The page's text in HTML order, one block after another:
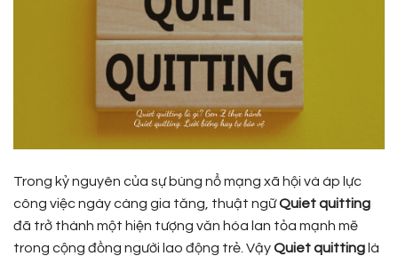
Trong kỷ nguyên của sự bùng nổ mạng xã hội và áp lực
công việc ngày càng gia tăng, thuật ngữQuiet quitting
đã trở thành một hiện tượng văn hóa lan tỏa mạnh mẽ
trong cộng đồng người lao động trẻ. VậyQuiet quitting là